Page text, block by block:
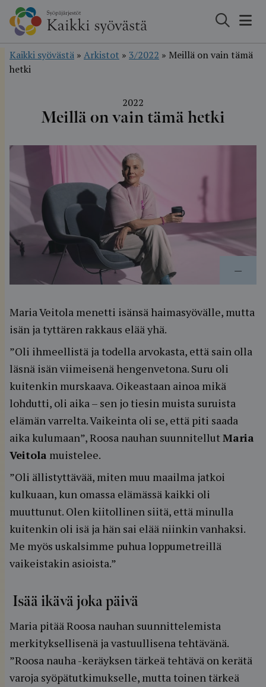
Hyppää
sisältöön
Kaikki syövästä » Arkistot » 3/2022 » Meillä on vain tämä
hetki
2022
Meillä on vain tämä hetki
—
Maria Veitola menetti isänsä haimasyövälle, mutta
isän ja tyttären rakkaus elää yhä.
”Oli ihmeellistä ja todella arvokasta, että sain olla
läsnä isän viimeisenä hengenvetona. Suru oli
kuitenkin murskaava. Oikeastaan ainoa mikä
lohdutti, oli aika – sen jo tiesin muista suruista
elämän varrelta. Vaikeinta oli se, että piti saada
aika kulumaan”, Roosa nauhan suunnitellutMaria
Veitola muistelee.
”Oli ällistyttävää, miten muu maailma jatkoi
kulkuaan, kun omassa elämässä kaikki oli
muuttunut. Olen kiitollinen siitä, että minulla
kuitenkin oli isä ja hän sai elää niinkin vanhaksi.
Me myös uskalsimme puhua loppumetreillä
vaikeistakin asioista.”
Isää ikävä joka päivä
Maria pitää Roosa nauhan suunnittelemista
merkityksellisenä ja vastuullisena tehtävänä.
”Roosa nauha -keräyksen tärkeä tehtävä on kerätä
varoja syöpätutkimukselle, mutta toinen tärkeä